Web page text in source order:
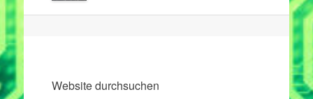
Website durchsuchen